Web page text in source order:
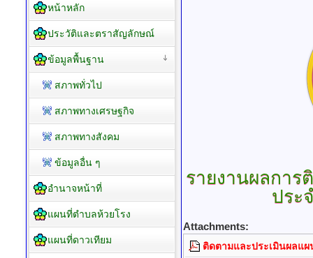
รายงานผลกา
ประ
Attachments:
ติดตามและประเมินผลแ
หน้าหลัก
ประวัติและตราสัญลักษณ์
ข้อมูลพื้นฐาน
สภาพทั่วไป
สภาพทางเศรษฐกิจ
สภาพทางสังคม
ข้อมูลอื่น ๆ
อำนาจหน้าที่
แผนที่ตำบลห้วยโรง
แผนที่ดาวเทียม